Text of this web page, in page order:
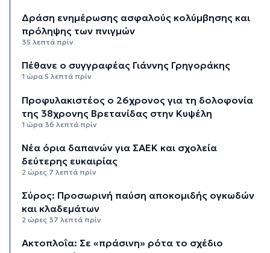
Δράση ενημέρωσης ασφαλούς κολύμβησης και
πρόληψης των πνιγμών
35 λεπτά πρίν
Πέθανε ο συγγραφέας Γιάννης Γρηγοράκης
1 ώρα 5 λεπτά πρίν
Προφυλακιστέος ο 26χρονος για τη δολοφονία
της 38χρονης Βρετανίδας στην Κυψέλη
1 ώρα 36 λεπτά πρίν
Νέα όρια δαπανών για ΣΑΕΚ και σχολεία
δεύτερης ευκαιρίας
2 ώρες 7 λεπτά πρίν
Σύρος: Προσωρινή παύση αποκομιδής ογκωδών
και κλαδεμάτων
2 ώρες 37 λεπτά πρίν
Aκτοπλοΐα: Σε «πράσινη» ρότα το σχέδιο